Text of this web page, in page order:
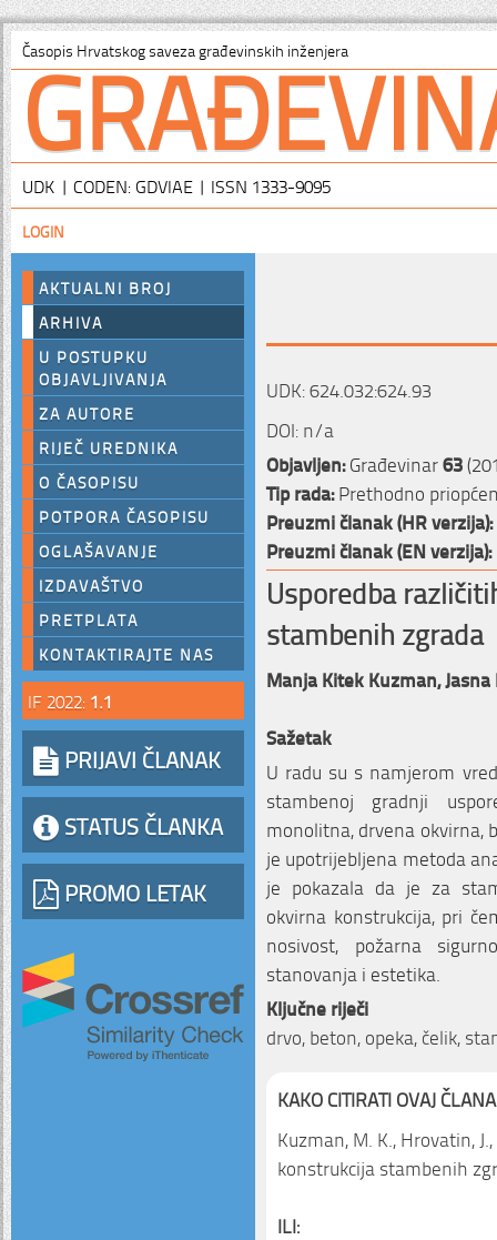
Časopis Hrvatskog saveza građevinskih inženjera
UDK | CODEN: GDVIAE | ISSN 1333-9095
LOGIN
AKTUALNI BROJ
ARHIVA
U POSTUPKU
OBJAVLJIVANJA
ZA AUTORE
RIJEČ UREDNIKA
O ČASOPISU
POTPORA ČASOPISU
OGLAŠAVANJE
IZDAVAŠTVO
PRETPLATA
KONTAKTIRAJTE NAS
IF 2022: 1.1
PRIJAVI ČLANAK
STATUS ČLANKA
PROMO LETAK
UDK: 624.032:624.93
DOI: n/a
Objavljen:Građevinar63
Tip rada:Prethodno
Preuzmi članak (HR verzija):
Preuzmi članak (EN verzija):
Usporedba
stambenih zgrada
Manja Kitek Kuzman,
Sažetak
U radu su s namjerom
stambenoj gradnji
monolitna, drvena okvirna,
je upotrijebljena metoda
je pokazala da je za
okvirna konstrukcija, pri
nosivost, požarna
stanovanja i estetika.
Ključne riječi
drvo, beton, opeka, čelik,
KAKO CITIRATI OVAJ
Kuzman, M. K., Hrovatin,
konstrukcija stambenih
ILI: